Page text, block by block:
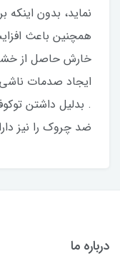
نماید، بدون
همچنین باعث
خارش حاصل از
ایجاد صدمات
. بدلیل داشتن
ضد چروک را نیز
درباره ما